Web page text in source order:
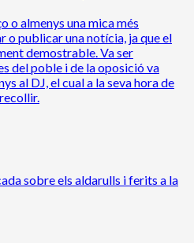
o almenys una mica més
o publicar una notícia, ja que el
demostrable. Va ser
del poble i de la oposició va
al DJ, el cual a la seva hora de
sobre els aldarulls i ferits a la